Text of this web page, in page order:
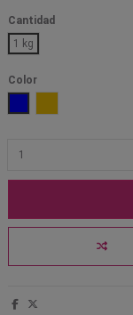
Cantidad
1 kg
Color